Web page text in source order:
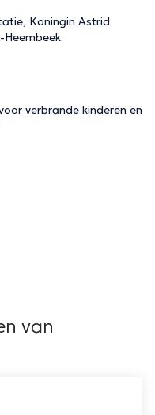
Koningin Astrid
verbrande kinderen en
van